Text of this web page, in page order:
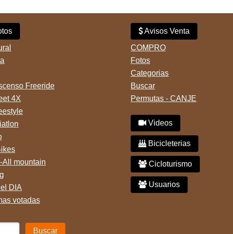
Freeride
4X
All mountain
DIA
votadas
Avisos Venta
COMPRO
Fotos
Categorias
Buscar
Permutas - CANJE
Videos
Bicicleterias
Cicloturismo
Usuarios
Buscar